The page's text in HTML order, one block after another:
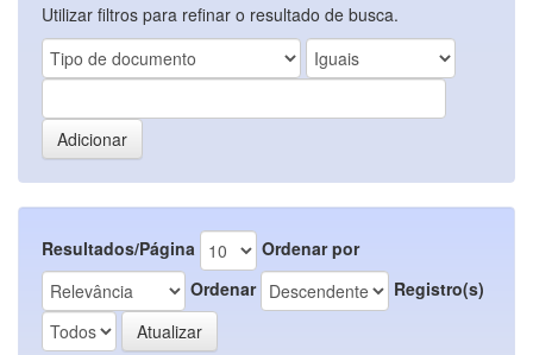
Utilizar filtros para refinar o resultado de busca.
Resultados/Página
Ordenar por
Ordenar
Registro(s)